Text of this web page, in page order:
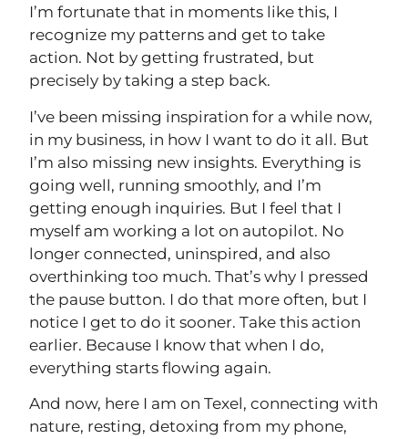
I’m fortunate that in moments like this, I
recognize my patterns and get to take
action. Not by getting frustrated, but
precisely by taking a step back.
I’ve been missing inspiration for a while now,
in my business, in how I want to do it all. But
I’m also missing new insights. Everything is
going well, running smoothly, and I’m
getting enough inquiries. But I feel that I
myself am working a lot on autopilot. No
longer connected, uninspired, and also
overthinking too much. That’s why I pressed
the pause button. I do that more often, but I
notice I get to do it sooner. Take this action
earlier. Because I know that when I do,
everything starts flowing again.
And now, here I am on Texel, connecting with
nature, resting, detoxing from my phone,